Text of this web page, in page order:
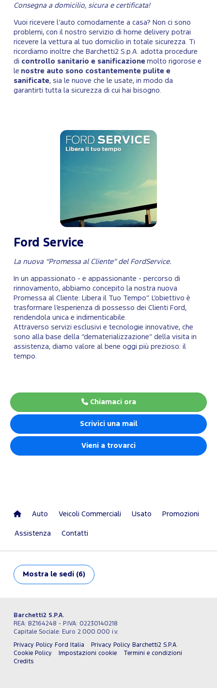
Consegna a domicilio, sicura e certificata!
Vuoi ricevere l’auto comodamente a casa? Non ci sono
problemi, con il nostro servizio di home delivery potrai
ricevere la vettura al tuo domicilio in totale sicurezza. Ti
ricordiamo inoltre che Barchetti2 S.p.A. adotta procedure
di controllo sanitario e sanificazione molto rigorose e
le nostre auto sono costantemente pulite e
sanificate, sia le nuove che le usate, in modo da
garantirti tutta la sicurezza di cui hai bisogno.
Ford Service
La nuova “Promessa al Cliente” del FordService.
In un appassionato - e appassionante - percorso di
rinnovamento, abbiamo concepito la nostra nuova
Promessa al Cliente: Libera il Tuo Tempo”. L’obiettivo è
trasformare l’esperienza di possesso dei Clienti Ford,
rendendola unica e indimenticabile.
Attraverso servizi esclusivi e tecnologie innovative, che
sono alla base della “dematerializzazione” della visita in
assistenza, diamo valore al bene oggi più prezioso: il
tempo.
Chiamaci ora
Scrivici una mail
Vieni a trovarci
Auto Veicoli Commerciali Usato Promozioni
Assistenza Contatti
Mostra le sedi (6)
Barchetti2 S.P.A.
REA: BZ164248 - P.IVA: 02230140218
Capitale Sociale: Euro 2.000.000 i.v.
Privacy Policy Ford Italia
Privacy Policy Barchetti2 S.P.A.
Cookie Policy
Impostazioni cookie
Termini e condizioni
Credits